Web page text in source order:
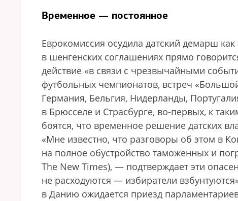
Временное — постоянное
Еврокомиссия осудила датский демарш
в шенгенских соглашениях прямо
действие «в связи с чрезвычайными
футбольных чемпионатов, встреч
Германия, Бельгия, Нидерланды,
в Брюсселе и Страсбурге, во-первых, к
боятся, что временное решение датских
«Мне известно, что разговоры об этом в
на полное обустройство таможенных и
The New Times), — подтверждает эти
не расходуются — избиратели
в Данию ожидается приезд